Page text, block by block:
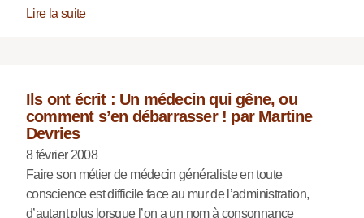
Lire la suite
Ils ont écrit : Un médecin qui gêne, ou
comment s’en débarrasser ! par Martine
Devries
8 février 2008
Faire son métier de médecin généraliste en toute
conscience est difficile face au mur de l’administration,
d’autant plus lorsque l’on a un nom à consonnance